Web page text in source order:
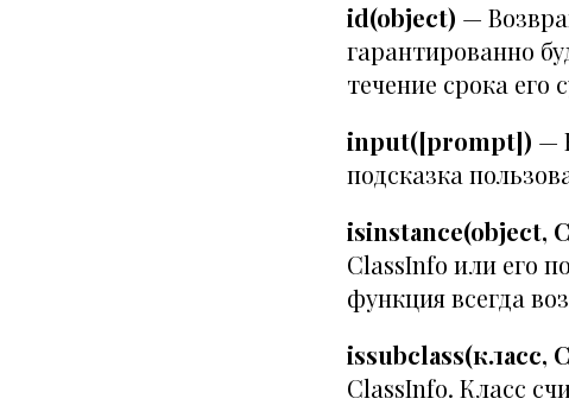
id(object) —
гарантированно
течение срока его
input([prompt]) —
подсказка
isinstance(object,
ClassInfo или его
функция всегда
issubclass(класс,
ClassInfo. Класс